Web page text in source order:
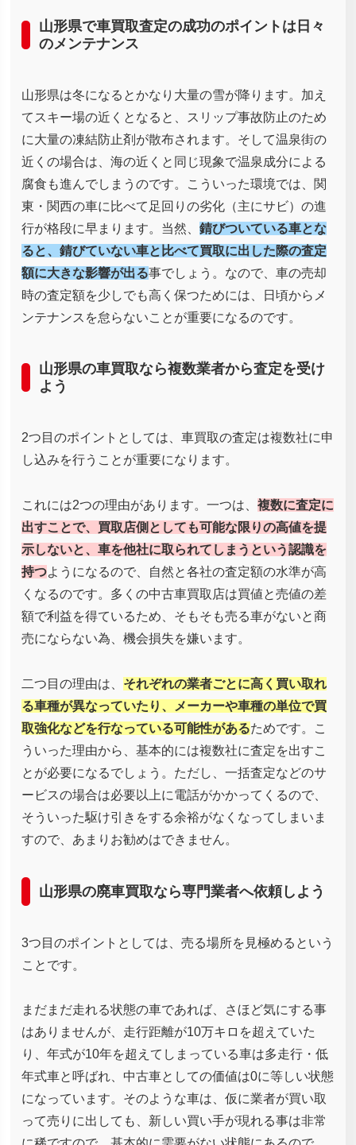
山形県で車買取査定の成功のポイントは日々
のメンテナンス
山形県は冬になるとかなり大量の雪が降ります。加え
てスキー場の近くとなると、スリップ事故防止のため
に大量の凍結防止剤が散布されます。そして温泉街の
近くの場合は、海の近くと同じ現象で温泉成分による
腐食も進んでしまうのです。こういった環境では、関
東・関西の車に比べて足回りの劣化（主にサビ）の進
行が格段に早まります。当然、 錆びついている車とな
ると、錆びていない車と比べて買取に出した際の査定
額に大きな影響が出る事でしょう。なので、車の売却
時の査定額を少しでも高く保つためには、日頃からメ
ンテナンスを怠らないことが重要になるのです。
山形県の車買取なら複数業者から査定を受け
よう
2つ目のポイントとしては、車買取の査定は複数社に申
し込みを行うことが重要になります。
これには2つの理由があります。一つは、 複数に査定に
出すことで、買取店側としても可能な限りの高値を提
示しないと、車を他社に取られてしまうという認識を
持つようになるので、自然と各社の査定額の水準が高
くなるのです。多くの中古車買取店は買値と売値の差
額で利益を得ているため、そもそも売る車がないと商
売にならない為、機会損失を嫌います。
二つ目の理由は、 それぞれの業者ごとに高く買い取れ
る車種が異なっていたり、メーカーや車種の単位で買
取強化などを行なっている可能性があるためです。こ
ういった理由から、基本的には複数社に査定を出すこ
とが必要になるでしょう。ただし、一括査定などのサ
ービスの場合は必要以上に電話がかかってくるので、
そういった駆け引きをする余裕がなくなってしまいま
すので、あまりお勧めはできません。
山形県の廃車買取なら専門業者へ依頼しよう
3つ目のポイントとしては、売る場所を見極めるという
ことです。
まだまだ走れる状態の車であれば、さほど気にする事
はありませんが、走行距離が10万キロを超えていた
り、年式が10年を超えてしまっている車は多走行・低
年式車と呼ばれ、中古車としての価値は0に等しい状態
になっています。そのような車は、仮に業者が買い取
って売りに出しても、新しい買い手が現れる事は非常